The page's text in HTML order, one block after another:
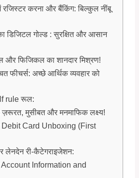
करना और बैंकिंग: बिल्कुल नींबू
डिजिटल गोल्ड : सुरक्षित और आसान
और फिजिकल का शानदार मिश्रण!
फीचर्स: अच्छे आर्थिक व्यवहार को
rule रूल:
मुसीबत और मनमाफिक लक्ष्य!
Card Unboxing (First
लेनदेन री-कैटेगराइजेशन:
Information and